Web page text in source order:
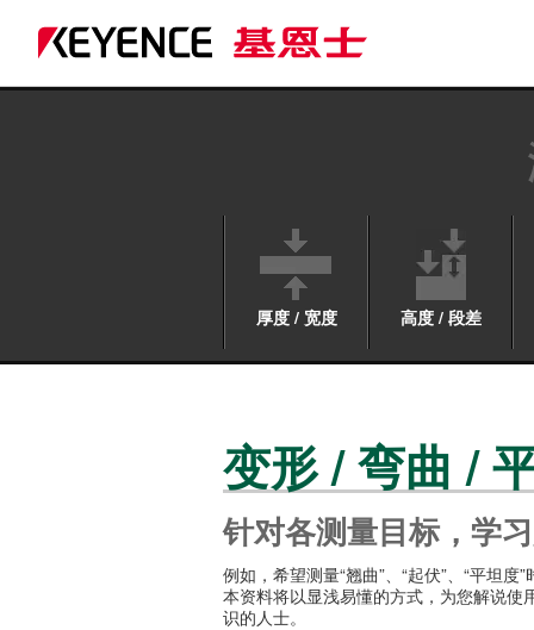
厚度 / 宽度 高度 / 段差
变形 / 弯曲 /
针对各测量目标，学
例如，希望测量“翘曲”、“起伏”、“平坦
本资料将以显浅易懂的方式，为您解说
识的人士。